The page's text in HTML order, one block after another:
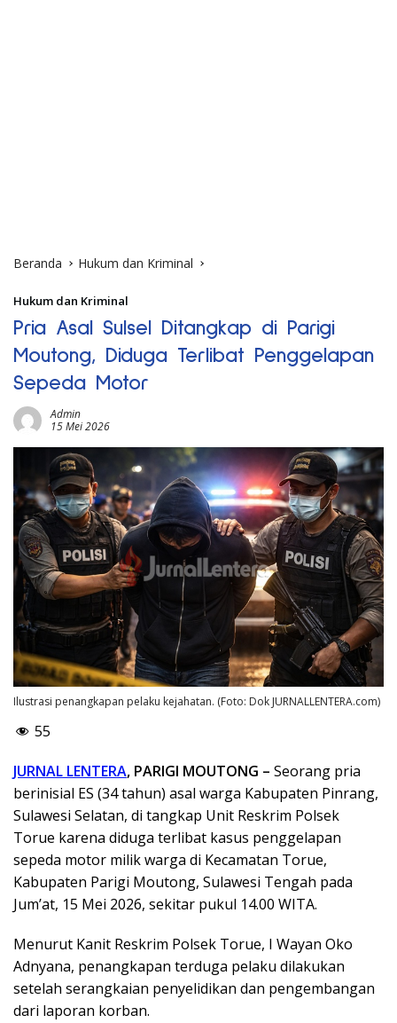
Beranda Hukum dan Kriminal
Hukum dan Kriminal
Pria Asal Sulsel Ditangkap di Parigi
Moutong, Diduga Terlibat Penggelapan
Sepeda Motor
Admin
15 Mei 2026
Ilustrasi penangkapan pelaku kejahatan. (Foto: Dok JURNALLENTERA.com)
55
JURNAL LENTERA, PARIGI MOUTONG – Seorang pria
berinisial ES (34 tahun) asal warga Kabupaten Pinrang,
Sulawesi Selatan, di tangkap Unit Reskrim Polsek
Torue karena diduga terlibat kasus penggelapan
sepeda motor milik warga di Kecamatan Torue,
Kabupaten Parigi Moutong, Sulawesi Tengah pada
Jum’at, 15 Mei 2026, sekitar pukul 14.00 WITA.
Menurut Kanit Reskrim Polsek Torue, I Wayan Oko
Adnyana, penangkapan terduga pelaku dilakukan
setelah serangkaian penyelidikan dan pengembangan
dari laporan korban.